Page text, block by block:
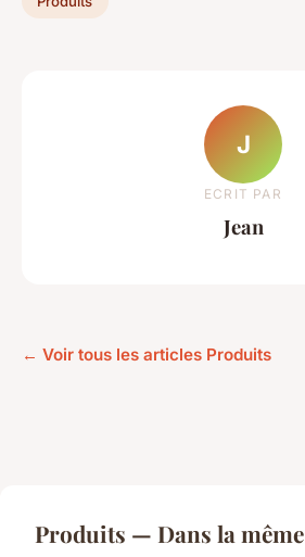
J
ECRIT PAR
Jean
← Voir tous les articles Produits
Produits — Dans la